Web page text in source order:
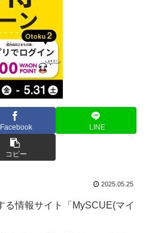
Facebook LINE
コピー
2025.05.25
る情報サイト「MySCUE(マイ